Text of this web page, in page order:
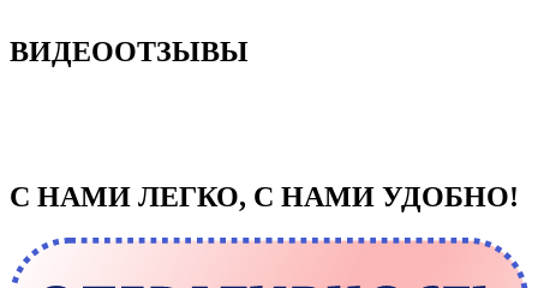
ВИДЕООТЗЫВЫ
С НАМИ ЛЕГКО, С НАМИ УДОБНО!